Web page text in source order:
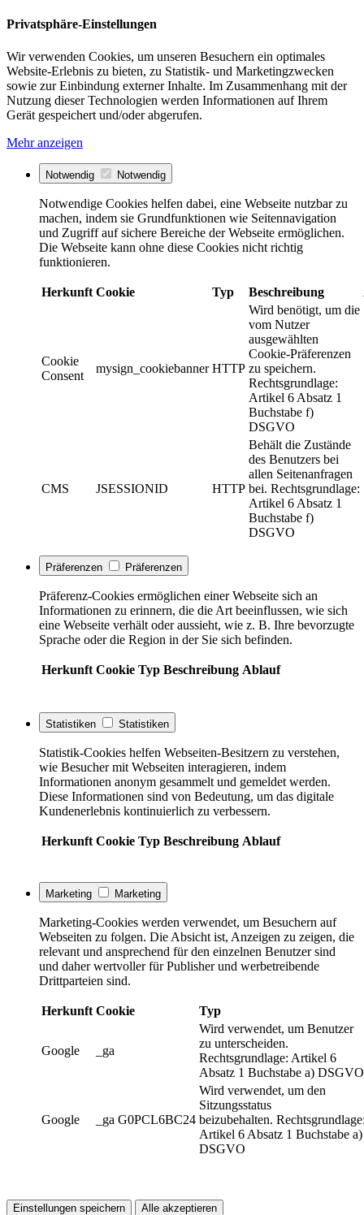
Privatsphäre-Einstellungen
Wir verwenden Cookies, um unseren Besuchern ein optimales
Website-Erlebnis zu bieten, zu Statistik- und Marketingzwecken
sowie zur Einbindung externer Inhalte. Im Zusammenhang mit der
Nutzung dieser Technologien werden Informationen auf Ihrem
Gerät gespeichert und/oder abgerufen.
Mehr anzeigen
Notwendig Notwendig
Notwendige Cookies helfen dabei, eine Webseite nutzbar zu
machen, indem sie Grundfunktionen wie Seitennavigation
und Zugriff auf sichere Bereiche der Webseite ermöglichen.
Die Webseite kann ohne diese Cookies nicht richtig
funktionieren.
Herkunft Cookie Typ Beschreibung
Cookie
Consent
mysign_cookiebanner HTTP
Wird benötigt, um die
vom Nutzer
ausgewählten
Cookie-Präferenzen
zu speichern.
Rechtsgrundlage:
Artikel 6 Absatz 1
Buchstabe f)
DSGVO
CMS JSESSIONID HTTP
Behält die Zustände
des Benutzers bei
allen Seitenanfragen
bei. Rechtsgrundlage:
Artikel 6 Absatz 1
Buchstabe f)
DSGVO
Präferenzen Präferenzen
Präferenz-Cookies ermöglichen einer Webseite sich an
Informationen zu erinnern, die die Art beeinflussen, wie sich
eine Webseite verhält oder aussieht, wie z. B. Ihre bevorzugte
Sprache oder die Region in der Sie sich befinden.
Herkunft Cookie Typ Beschreibung Ablauf
Statistiken Statistiken
Statistik-Cookies helfen Webseiten-Besitzern zu verstehen,
wie Besucher mit Webseiten interagieren, indem
Informationen anonym gesammelt und gemeldet werden.
Diese Informationen sind von Bedeutung, um das digitale
Kundenerlebnis kontinuierlich zu verbessern.
Herkunft Cookie Typ Beschreibung Ablauf
Marketing Marketing
Marketing-Cookies werden verwendet, um Besuchern auf
Webseiten zu folgen. Die Absicht ist, Anzeigen zu zeigen, die
relevant und ansprechend für den einzelnen Benutzer sind
und daher wertvoller für Publisher und werbetreibende
Drittparteien sind.
Herkunft Cookie Typ
Google _ga
Wird verwendet, um Benutzer
zu unterscheiden.
Rechtsgrundlage: Artikel 6
Absatz 1 Buchstabe a) DSGVO
Google _ga G0PCL6BC24
Wird verwendet, um den
Sitzungsstatus
beizubehalten.
Artikel 6 Absatz 1 Buchstabe a)
DSGVO
Einstellungen speichern Alle akzeptieren